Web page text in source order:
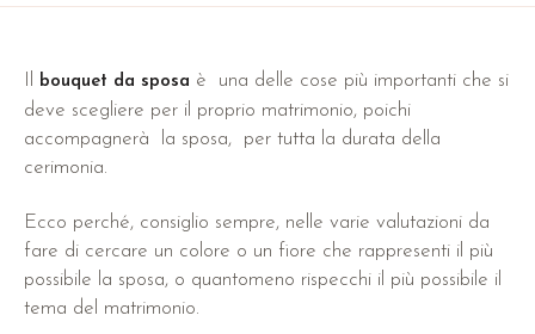
bouquet da sposa è una delle cose più importanti che si
deve scegliere per il proprio matrimonio, poichi
accompagnerà la sposa, per tutta la durata della
cerimonia.
Ecco perché, consiglio sempre, nelle varie valutazioni da
fare di cercare un colore o un fiore che rappresenti il più
possibile la sposa, o quantomeno rispecchi il più possibile il
tema del matrimonio.